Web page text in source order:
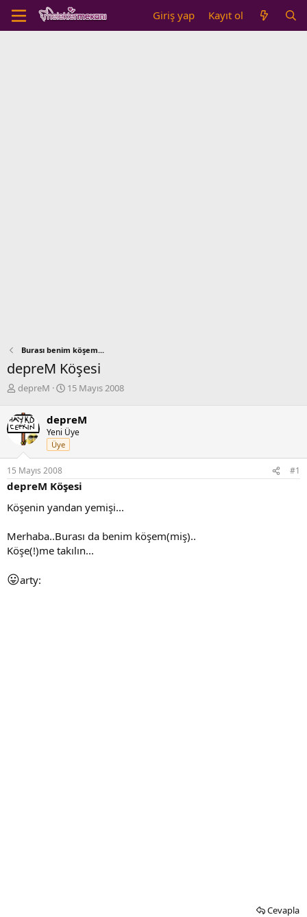
Giriş yap Kayıt ol
Burası benim köşem...
depreM Köşesi
K
n
b
u
y
u
b
a
l
t
a
n
depreM
B
l
a
n
g
ç
a
i
h
15 Mayıs 2008
depreM
Yeni Üye
Üye
15 Mayıs 2008 #1
depreM Köşesi
Köşenin yandan yemişi...
Merhaba..Burası da benim köşem(miş)..
Köşe(!)me takılın...
😛arty:
Cevapla